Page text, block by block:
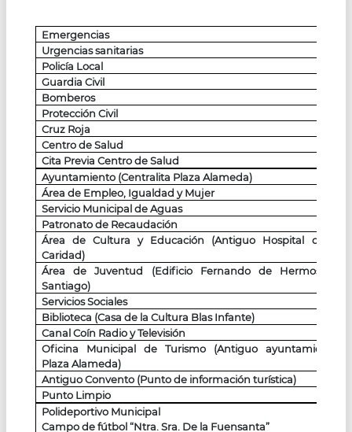
Emergencias
Urgencias sanitarias
Policía Local
Guardia Civil
Bomberos
Protección Civil
Cruz Roja
Centro de Salud
Cita Previa Centro de Salud
Ayuntamiento (Centralita Plaza Alameda)
Área de Empleo, Igualdad y Mujer
Servicio Municipal de Aguas
Patronato de Recaudación
Área de Cultura y Educación (Antiguo Hospital de la
Caridad)
Área de Juventud (Edificio Fernando de Hermosa y
Santiago)
Servicios Sociales
Biblioteca (Casa de la Cultura Blas Infante)
Canal Coín Radio y Televisión
Oficina Municipal de Turismo (Antiguo ayuntamiento.
Plaza Alameda)
Antiguo Convento (Punto de información turística)
Punto Limpio
Polideportivo Municipal
Campo de fútbol “Ntra. Sra. De la Fuensanta”